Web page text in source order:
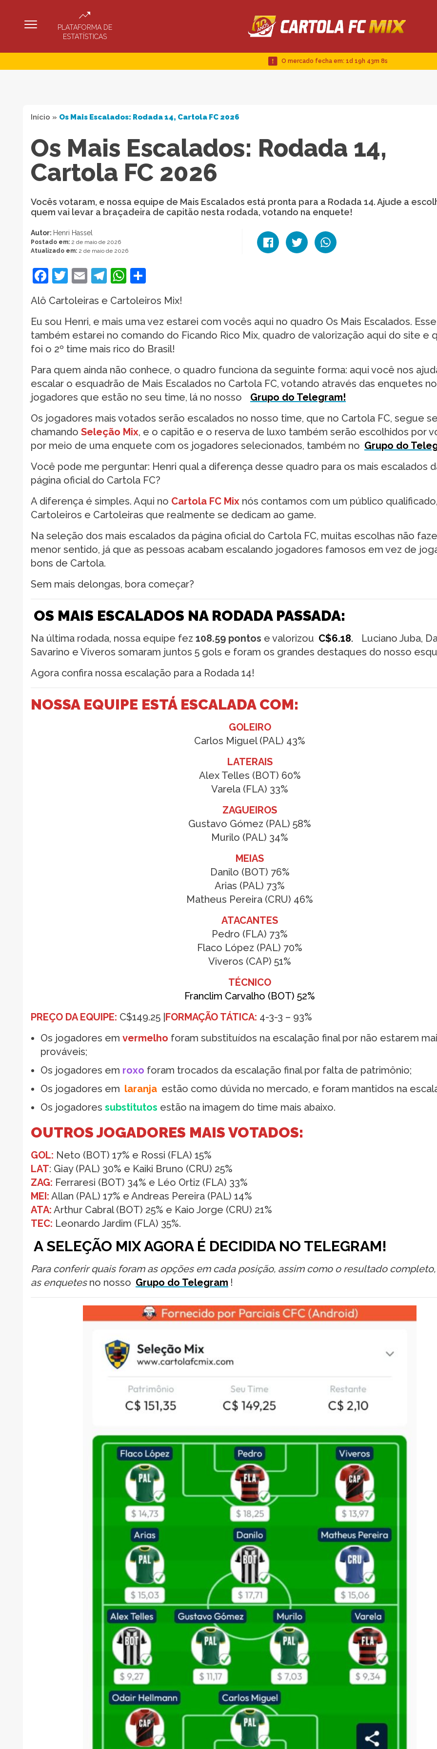
PLATAFORMA DE
ESTATÍSTICAS
O mercado fecha em: 1d 19h 43m 7s
Início » Os Mais Escalados: Rodada 14, Cartola FC 2026
Os Mais Escalados: Rodada 14,
Cartola FC 2026
Vocês votaram, e nossa equipe de Mais Escalados está pronta para a Rodada 14. Ajude a
quem vai levar a braçadeira de capitão nesta rodada, votando na enquete!
Autor: Henri Hassel
Postado em: 2 de maio de 2026
Atualizado em: 2 de maio de 2026
Facebook
Twitter
EmailTelegram
WhatsApp
Alô Cartoleiras e Cartoleiros Mix!
Eu sou Henri, e mais uma vez estarei com vocês aqui no quadro Os Mais Escalados.
também estarei no comando do Ficando Rico Mix, quadro de valorização aqui do site e
foi o 2º time mais rico do Brasil!
Para quem ainda não conhece, o quadro funciona da seguinte forma: aqui você nos
escalar o esquadrão de Mais Escalados no Cartola FC, votando através das enquetes
jogadores que estão no seu time, lá no nosso
Grupo do Telegram!
Os jogadores mais votados serão escalados no nosso time, que no Cartola FC, segue se
chamando Seleção Mix, e o capitão e o reserva de luxo também serão escolhidos por
por meio de uma enquete com os jogadores selecionados, também no Grupo do
Você pode me perguntar: Henri qual a diferença desse quadro para os mais escalados
página oficial do Cartola FC?
A diferença é simples. Aqui no Cartola FC Mix nós contamos com um público qualificado,
Cartoleiros e Cartoleiras que realmente se dedicam ao game.
Na seleção dos mais escalados da página oficial do Cartola FC, muitas escolhas não
menor sentido, já que as pessoas acabam escalando jogadores famosos em vez de
bons de Cartola.
Sem mais delongas, bora começar?
OS MAIS ESCALADOS NA RODADA PASSADA:
Na última rodada, nossa equipe fez 108.59 pontos e valorizou C$6.18.
Luciano Juba,
Savarino e Viveros somaram juntos 5 gols e foram os grandes destaques do nosso
Agora confira nossa escalação para a Rodada 14!
NOSSA EQUIPE ESTÁ ESCALADA COM:
GOLEIRO
Carlos Miguel (PAL) 43%
LATERAIS
Alex Telles (BOT) 60%
Varela (FLA) 33%
ZAGUEIROS
Gustavo Gómez (PAL) 58%
Murilo (PAL) 34%
MEIAS
Danilo (BOT) 76%
Arias (PAL) 73%
Matheus Pereira (CRU) 46%
ATACANTES
Pedro (FLA) 73%
Flaco López (PAL) 70%
Viveros (CAP) 51%
TÉCNICO
Franclim Carvalho (BOT) 52%
PREÇO DA EQUIPE: C$149.25 |FORMAÇÃO TÁTICA: 4-3-3 – 93%
Os jogadores em vermelho foram substituídos na escalação final por não estarem
prováveis;
Os jogadores em roxo foram trocados da escalação final por falta de patrimônio;
Os jogadores em laranja estão como dúvida no mercado, e foram mantidos na
Os jogadores substitutos estão na imagem do time mais abaixo.
OUTROS JOGADORES MAIS VOTADOS:
GOL: Neto (BOT) 17% e Rossi (FLA) 15%
LAT: Giay (PAL) 30% e Kaiki Bruno (CRU) 25%
ZAG: Ferraresi (BOT) 34% e Léo Ortiz (FLA) 33%
MEI: Allan (PAL) 17% e Andreas Pereira (PAL) 14%
ATA: Arthur Cabral (BOT) 25% e Kaio Jorge (CRU) 21%
TEC: Leonardo Jardim (FLA) 35%.
A SELEÇÃO MIX AGORA É DECIDIDA NO TELEGRAM!
Para conferir quais foram as opções em cada posição, assim como o resultado
as enquetes no nosso Grupo do Telegram !